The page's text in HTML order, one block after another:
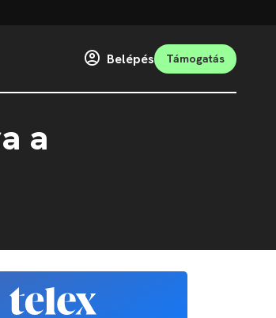
Belépés Támogatás
a